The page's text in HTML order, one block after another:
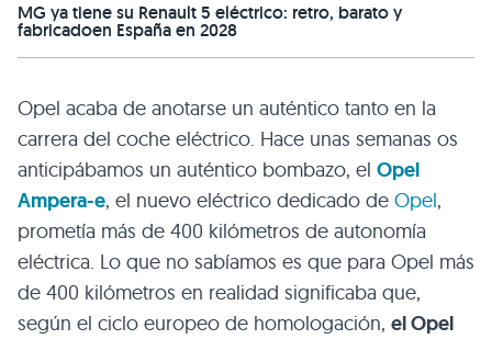
MG ya tiene su Renault 5 eléctrico: retro, barato y
fabricadoen España en 2028
Opel acaba de anotarse un auténtico tanto en la
carrera del coche eléctrico. Hace unas semanas os
anticipábamos un auténtico bombazo, el Opel
Ampera-e, el nuevo eléctrico dedicado de Opel,
prometía más de 400 kilómetros de autonomía
eléctrica. Lo que no sabíamos es que para Opel más
de 400 kilómetros en realidad significaba que,
según el ciclo europeo de homologación, el Opel